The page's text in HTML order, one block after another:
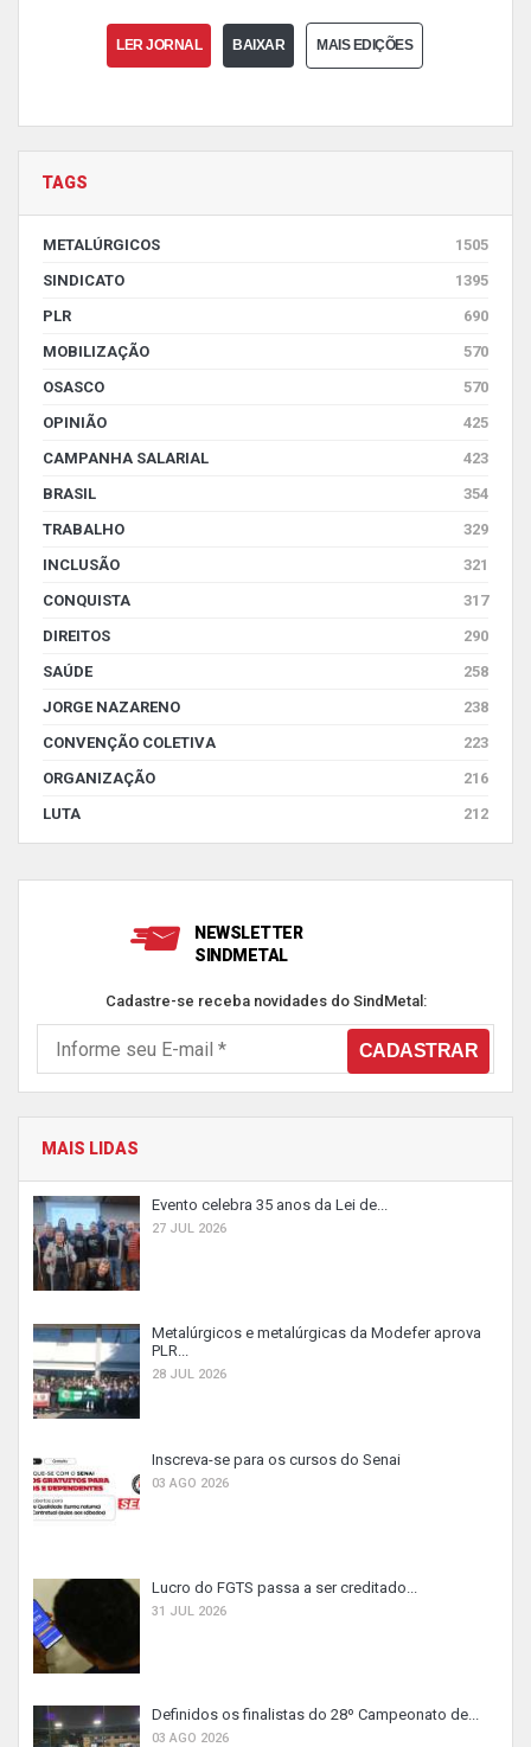
LER JORNAL BAIXAR MAIS EDIÇÕES
TAGS
METALÚRGICOS
1505
SINDICATO
1395
PLR
690
MOBILIZAÇÃO
570
OSASCO
570
OPINIÃO
425
CAMPANHA SALARIAL
423
BRASIL
354
TRABALHO
329
INCLUSÃO
321
CONQUISTA
317
DIREITOS
290
SAÚDE
258
JORGE NAZARENO
238
CONVENÇÃO COLETIVA
223
ORGANIZAÇÃO
216
LUTA
212
NEWSLETTER
SINDMETAL
Cadastre-se receba novidades do SindMetal:
MAIS LIDAS
Evento celebra 35 anos da Lei de...
27 JUL 2026
Metalúrgicos e metalúrgicas da Modefer aprova
PLR...
28 JUL 2026
Inscreva-se para os cursos do Senai
03 AGO 2026
Lucro do FGTS passa a ser creditado...
31 JUL 2026
Definidos os finalistas do 28º Campeonato de...
03 AGO 2026